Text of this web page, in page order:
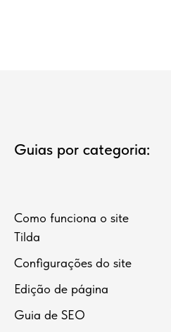
Guias por categoria:
Como funciona o site
Tilda
Configurações do site
Edição de página
Guia de SEO